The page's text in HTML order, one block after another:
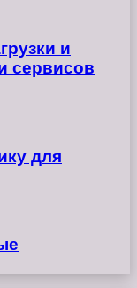
и
сервисов
для